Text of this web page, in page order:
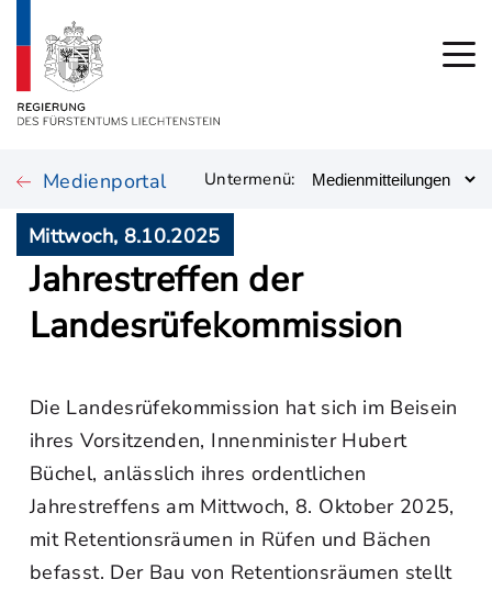
Medienportal Untermenü:
Mittwoch, 8.10.2025
Jahrestreffen der
Landesrüfekommission
Die Landesrüfekommission hat sich im Beisein
ihres Vorsitzenden, Innenminister Hubert
Büchel, anlässlich ihres ordentlichen
Jahrestreffens am Mittwoch, 8. Oktober 2025,
mit Retentionsräumen in Rüfen und Bächen
befasst. Der Bau von Retentionsräumen stellt